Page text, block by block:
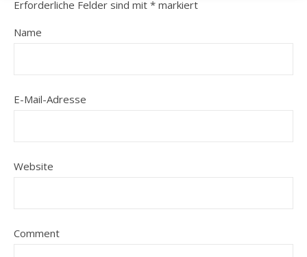
Erforderliche Felder sind mit * markiert
Name
E-Mail-Adresse
Website
Comment